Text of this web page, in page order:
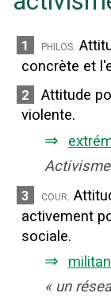
1 philos.
concrète et
2
Attitude
violente.
⇒
3 cour.
activement
sociale.
⇒
« un